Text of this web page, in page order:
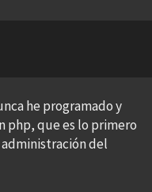
he programado y
php, que es lo primero
del